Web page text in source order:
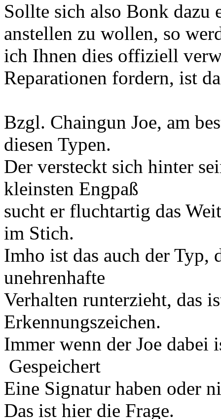
Sollte sich also Bonk dazu
anstellen zu wollen, so
ich Ihnen dies offiziell
Reparationen fordern, ist
Bzgl. Chaingun Joe, am
diesen Typen.
Der versteckt sich hinter
kleinsten Engpaß
sucht er fluchtartig das
im Stich.
Imho ist das auch der Typ,
unehrenhafte
Verhalten runterzieht, das
Erkennungszeichen.
Immer wenn der Joe dabei
Gespeichert
Eine Signatur haben oder
Das ist hier die Frage.